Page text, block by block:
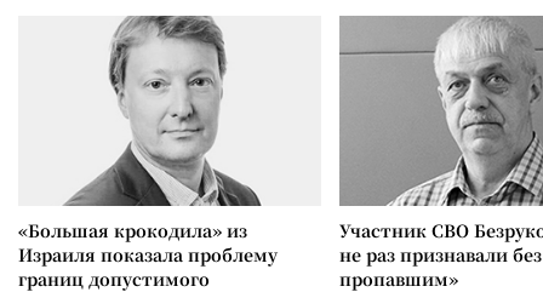
«Большая крокодила» из
Израиля показала проблему
границ допустимого
Участник СВО
не раз признавали
пропавшим»